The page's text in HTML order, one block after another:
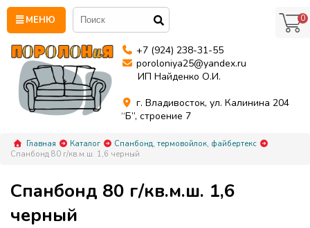
МЕНЮ
+7 (924) 238-31-55
poroloniya25@yandex.ru
ИП Найденко О.И.
г. Владивосток, ул. Калинина 204
“Б”, строение 7
0
Главная Каталог
Спанбонд, термовойлок, файбертекс
Спанбонд 80 г/кв.м.ш. 1,6 черный
Спанбонд 80 г/кв.м.ш. 1,6
черный